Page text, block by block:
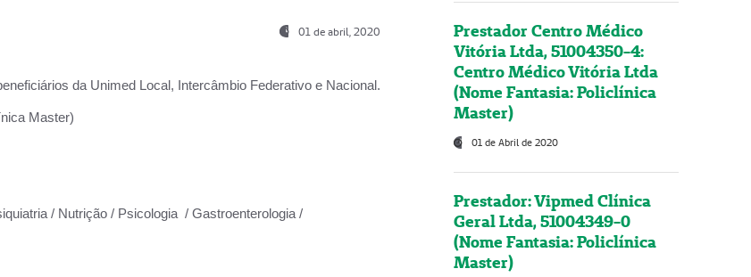
01 de abril, 2020
da Unimed Local, Intercâmbio Federativo e Nacional.
Master)
/ Nutrição / Psicologia / Gastroenterologia /
Prestador Centro Médico
Vitória Ltda, 51004350-4:
Centro Médico Vitória Ltda
(Nome Fantasia: Policlínica
Master)
01 de Abril de 2020
Prestador: Vipmed Clínica
Geral Ltda, 51004349-0
(Nome Fantasia: Policlínica
Master)